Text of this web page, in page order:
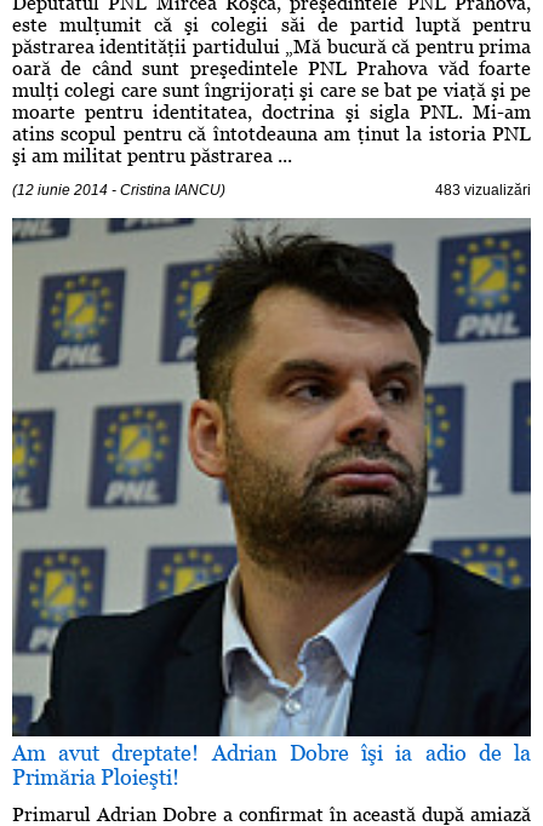
este mulţumit că şi colegii săi de partid luptă pentru
păstrarea identităţii partidului „Mă bucură că pentru prima
oară de când sunt preşedintele PNL Prahova văd foarte
mulţi colegi care sunt îngrijoraţi şi care se bat pe viaţă şi pe
moarte pentru identitatea, doctrina şi sigla PNL. Mi-am
atins scopul pentru că întotdeauna am ţinut la istoria PNL
şi am militat pentru păstrarea ...
(12 iunie 2014 - Cristina IANCU) 483 vizualizări
Am avut dreptate! Adrian Dobre îşi ia adio de la
Primăria Ploieşti!
Primarul Adrian Dobre a confirmat în această după amiază